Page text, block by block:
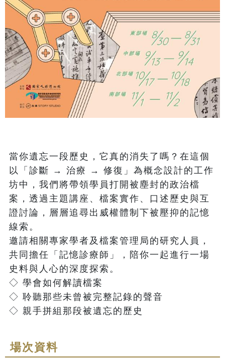
當你遺忘一段歷史，它真的消失了嗎？在這個
以「診斷 → 治療 → 修復」為概念設計的工作
坊中，我們將帶領學員打開被塵封的政治檔
案，透過主題講座、檔案實作、口述歷史與互
證討論，層層追尋出威權體制下被壓抑的記憶
線索。
邀請相關專家學者及檔案管理局的研究人員，
共同擔任「記憶診療師」，陪你一起進行一場
史料與人心的深度探索。
◇ 學會如何解讀檔案
◇ 聆聽那些未曾被完整記錄的聲音
◇ 親手拼組那段被遺忘的歷史
場次資料